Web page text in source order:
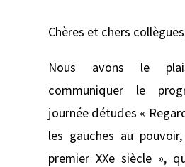
Chères et chers
Nous avons le
communiquer le
journée détudes «
les gauches au pouvoir,
premier XXe siècle »,